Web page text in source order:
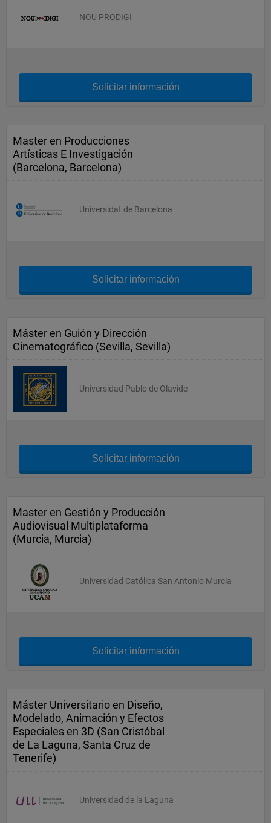
NOU PRODIGI
Solicitar información
Master en Producciones
Artísticas E Investigación
(Barcelona, Barcelona)
Universidat de Barcelona
Solicitar información
Máster en Guión y Dirección
Cinematográfico (Sevilla, Sevilla)
Universidad Pablo de Olavide
Solicitar información
Master en Gestión y Producción
Audiovisual Multiplataforma
(Murcia, Murcia)
Universidad Católica San Antonio Murcia
Solicitar información
Máster Universitario en Diseño,
Modelado, Animación y Efectos
Especiales en 3D (San Cristóbal
de La Laguna, Santa Cruz de
Tenerife)
Universidad de la Laguna